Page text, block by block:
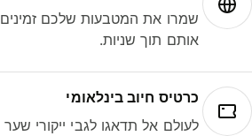
שמרו את המטבעות שלכם זמינים
אותם תוך שניות.
כרטיס חיוב בינלאומי
לעולם אל תדאגו לגבי ייקורי שער